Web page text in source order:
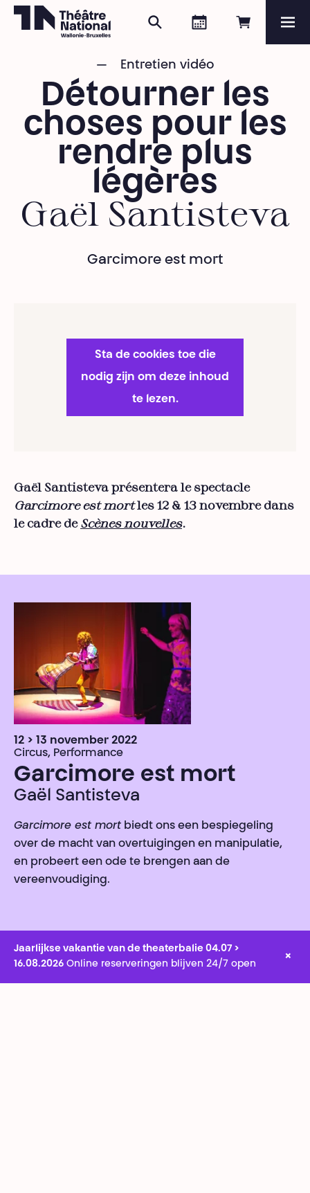
Online
Agenda
Zoeken
Magazine
Programma
Entretien vidéo
Détourner les
choses pour les
rendre plus
légères
Gaël Santisteva
Garcimore est mort
Sta de cookies toe die
nodig zijn om deze inhoud
te lezen.
Gaël Santisteva présentera le spectacle
Garcimore est mortles 12 & 13 novembre dans
le cadre de Scènes nouvelles.
12 > 13 november 2022
Circus, Performance
Garcimore est mort
Gaël Santisteva
Garcimore est mort biedt ons een bespiegeling
over de macht van overtuigingen en manipulatie,
en probeert een ode te brengen aan de
vereenvoudiging.
Jaarlijkse vakantie van de theaterbalie 04.07 >
16.08.2026 Online reserveringen blijven 24/7 open
×